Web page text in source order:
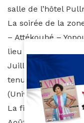
salle de l’hôtel
La soirée de la
– Attékoubé –
lieu le 26 Juillet à
Juillet 2014 : les
tenue au choix,
(Uniwax) Dove
La finale se tiendra